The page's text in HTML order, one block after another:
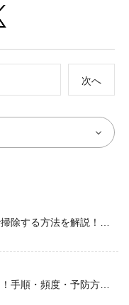
次へ
除する方法を解説！安
手順・頻度・予防方法